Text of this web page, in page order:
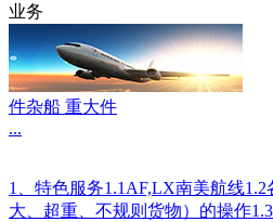
业务
件杂船 重大件
...
1、特色服务1.1AF,LX南美航线
大、超重、不规则货物）的操作